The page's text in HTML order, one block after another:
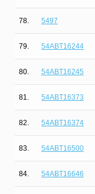
78. 5497
79. 54ABT16244
80. 54ABT16245
81. 54ABT16373
82. 54ABT16374
83. 54ABT16500
84. 54ABT16646